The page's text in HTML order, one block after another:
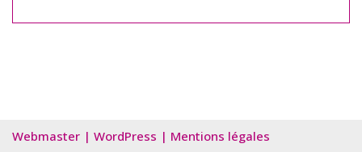
Webmaster | WordPress | Mentions légales